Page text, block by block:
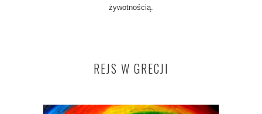
żywotnością.
REJS W GRECJI